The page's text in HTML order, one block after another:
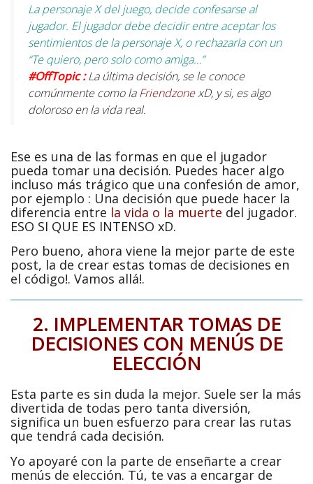
La personaje X del juego, decide confesarse al
jugador. El jugador debe decidir entre aceptar los
sentimientos de la personaje X, o rechazarla con un
“Te quiero, pero solo como amiga…”
#OffTopic :La última decisión, se le conoce
comúnmente como laFriendzonexD, y si, es algo
doloroso en la vida real.
Ese es una de las formas en que el jugador
pueda tomar una decisión. Puedes hacer algo
incluso más trágico que una confesión de amor,
por ejemplo : Una decisión que puede hacer la
diferencia entre la vida o la muerte del jugador.
ESO SI QUE ES INTENSO xD.
Pero bueno, ahora viene la mejor parte de este
post, la de crear estas tomas de decisiones en
el código!. Vamos allá!.
2. IMPLEMENTAR TOMAS DE
DECISIONES CON MENÚS DE
ELECCIÓN
Esta parte es sin duda la mejor. Suele ser la más
divertida de todas pero tanta diversión,
significa un buen esfuerzo para crear las rutas
que tendrá cada decisión.
Yo apoyaré con la parte de enseñarte a crear
menús de elección. Tú, te vas a encargar de